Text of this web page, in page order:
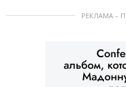
РЕКЛАМА –